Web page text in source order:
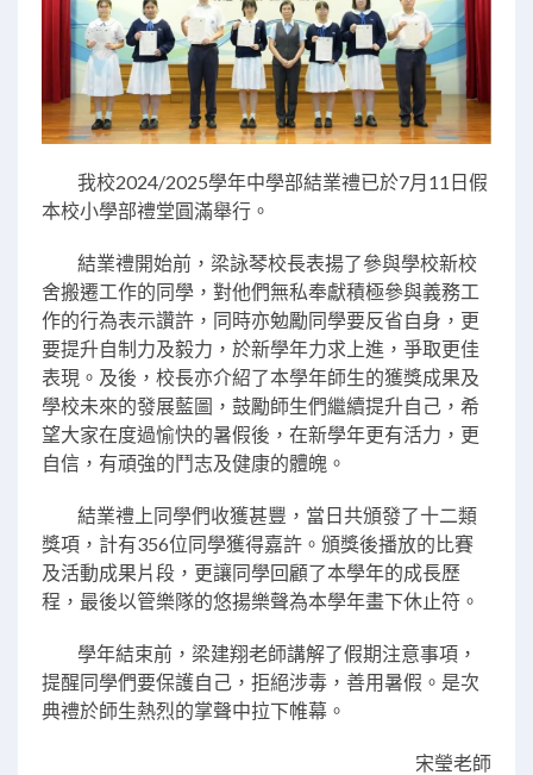
我校2024/2025學年中學部結業禮已於7月11日假
本校小學部禮堂圓滿舉行。
結業禮開始前，梁詠琴校長表揚了參與學校新校
舍搬遷工作的同學，對他們無私奉獻積極參與義務工
作的行為表示讚許，同時亦勉勵同學要反省自身，更
要提升自制力及毅力，於新學年力求上進，爭取更佳
表現。及後，校長亦介紹了本學年師生的獲獎成果及
學校未來的發展藍圖，鼓勵師生們繼續提升自己，希
望大家在度過愉快的暑假後，在新學年更有活力，更
自信，有頑強的鬥志及健康的體魄。
結業禮上同學們收獲甚豐，當日共頒發了十二類
獎項，計有356位同學獲得嘉許。頒獎後播放的比賽
及活動成果片段，更讓同學回顧了本學年的成長歷
程，最後以管樂隊的悠揚樂聲為本學年畫下休止符。
學年結束前，梁建翔老師講解了假期注意事項，
提醒同學們要保護自己，拒絕涉毒，善用暑假。是次
典禮於師生熱烈的掌聲中拉下帷幕。
宋瑩老師